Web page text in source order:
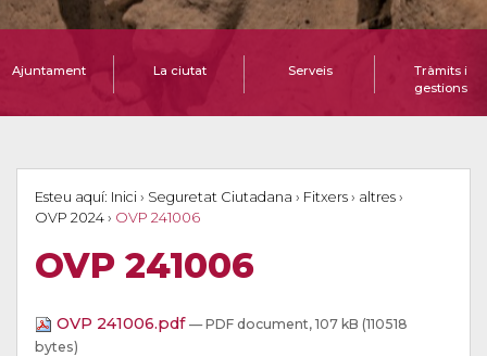
Ajuntament La ciutat Serveis
Tràmits i
gestions
Esteu aquí: Inici › Seguretat Ciutadana › Fitxers › altres ›
OVP 2024 › OVP 241006
OVP 241006
OVP 241006.pdf — PDF document, 107 kB (110518
bytes)